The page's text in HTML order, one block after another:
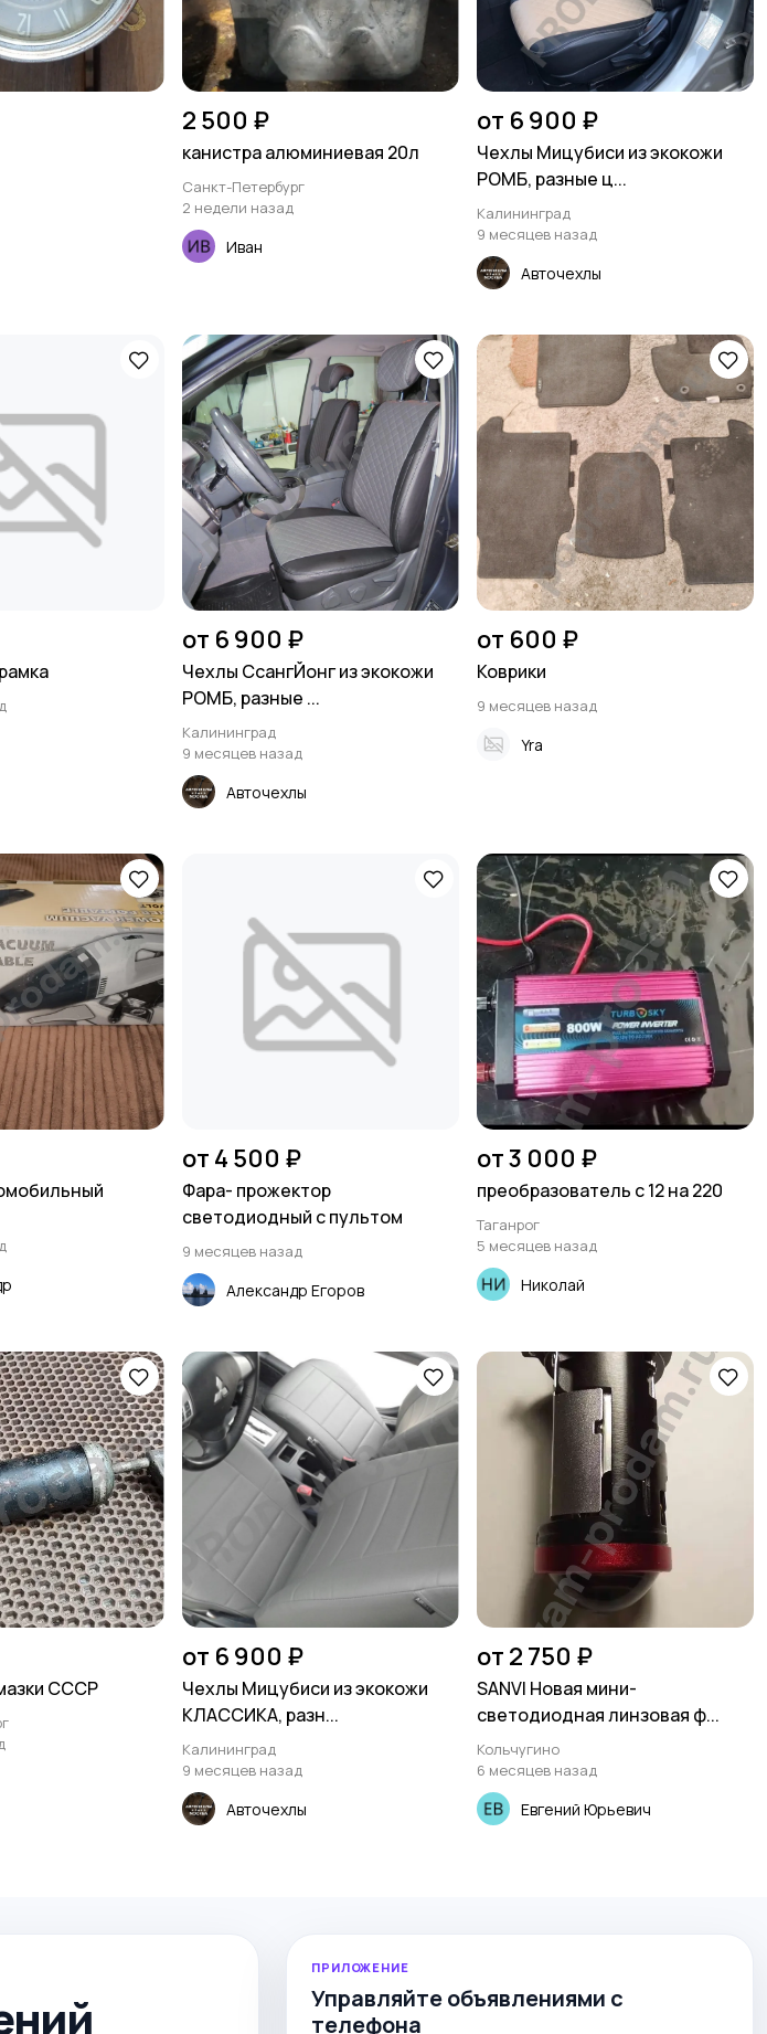
2 500 ₽
канистра алюминиевая 20л
Санкт-Петербург
2 недели назад
Иван
от 6 900 ₽
Чехлы Мицубиси из экокожи
РОМБ, разные ц...
Калининград
9 месяцев назад
Авточехлы
от 6 900 ₽
Чехлы СсангЙонг из экокожи
РОМБ, разные ...
Калининград
9 месяцев назад
Авточехлы
от 600 ₽
Коврики
9 месяцев назад
Yra
от 4 500 ₽
Фара- прожектор
светодиодный с пультом
9 месяцев назад
Александр Егоров
от 3 000 ₽
преобразователь с 12 на 220
Таганрог
5 месяцев назад
Николай
СССР
от 6 900 ₽
Чехлы Мицубиси из экокожи
КЛАССИКА, разн...
Калининград
9 месяцев назад
Авточехлы
от 2 750 ₽
SANVI Новая мини-
светодиодная линзовая ф...
Кольчугино
6 месяцев назад
Евгений Юрьевич
ПРИЛОЖЕНИЕ
Управляйте объявлениями с
телефона